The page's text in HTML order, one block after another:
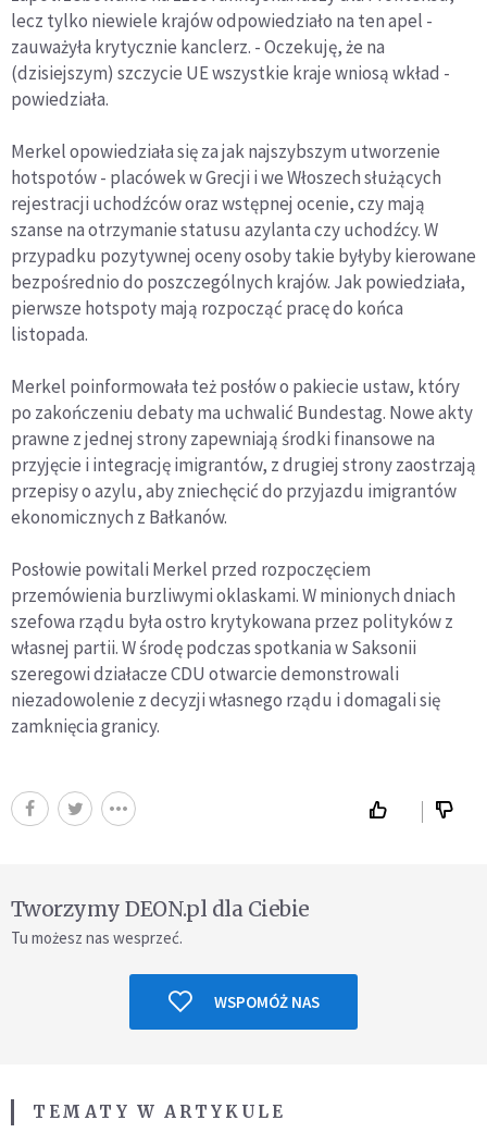
lecz tylko niewiele krajów odpowiedziało na ten apel -
zauważyła krytycznie kanclerz. - Oczekuję, że na
(dzisiejszym) szczycie UE wszystkie kraje wniosą wkład -
powiedziała.
Merkel opowiedziała się za jak najszybszym utworzenie
hotspotów - placówek w Grecji i we Włoszech służących
rejestracji uchodźców oraz wstępnej ocenie, czy mają
szanse na otrzymanie statusu azylanta czy uchodźcy. W
przypadku pozytywnej oceny osoby takie byłyby kierowane
bezpośrednio do poszczególnych krajów. Jak powiedziała,
pierwsze hotspoty mają rozpocząć pracę do końca
listopada.
Merkel poinformowała też posłów o pakiecie ustaw, który
po zakończeniu debaty ma uchwalić Bundestag. Nowe akty
prawne z jednej strony zapewniają środki finansowe na
przyjęcie i integrację imigrantów, z drugiej strony zaostrzają
przepisy o azylu, aby zniechęcić do przyjazdu imigrantów
ekonomicznych z Bałkanów.
Posłowie powitali Merkel przed rozpoczęciem
przemówienia burzliwymi oklaskami. W minionych dniach
szefowa rządu była ostro krytykowana przez polityków z
własnej partii. W środę podczas spotkania w Saksonii
szeregowi działacze CDU otwarcie demonstrowali
niezadowolenie z decyzji własnego rządu i domagali się
zamknięcia granicy.
Tworzymy DEON.pl dla Ciebie
Tu możesz nas wesprzeć.
WSPOMÓŻ NAS
TEMATY W ARTYKULE